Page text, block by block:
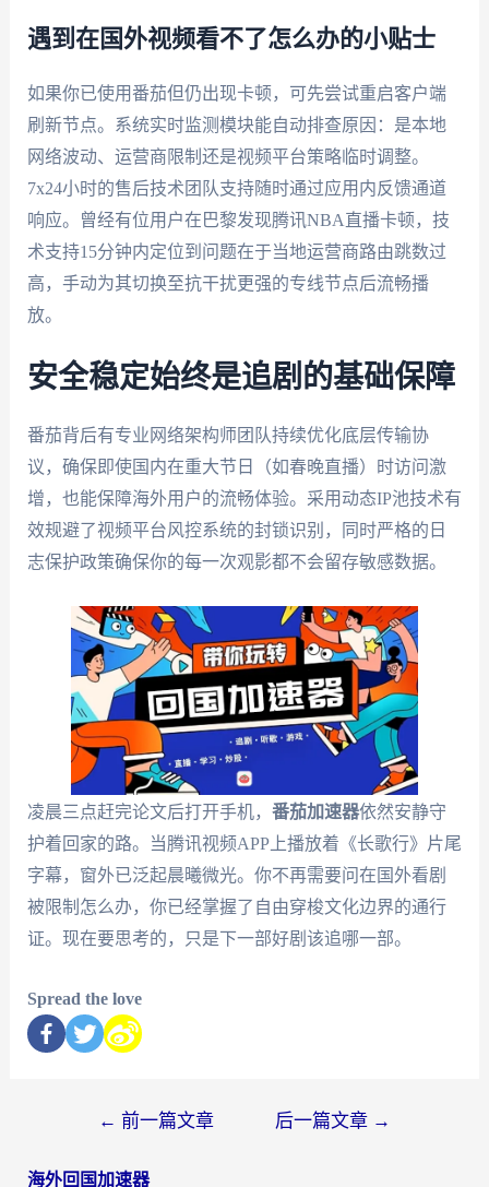
遇到在国外视频看不了怎么办的小贴士
如果你已使用番茄但仍出现卡顿，可先尝试重启客户端
刷新节点。系统实时监测模块能自动排查原因：是本地
网络波动、运营商限制还是视频平台策略临时调整。
7x24小时的售后技术团队支持随时通过应用内反馈通道
响应。曾经有位用户在巴黎发现腾讯NBA直播卡顿，技
术支持15分钟内定位到问题在于当地运营商路由跳数过
高，手动为其切换至抗干扰更强的专线节点后流畅播
放。
安全稳定始终是追剧的基础保障
番茄背后有专业网络架构师团队持续优化底层传输协
议，确保即使国内在重大节日（如春晚直播）时访问激
增，也能保障海外用户的流畅体验。采用动态IP池技术有
效规避了视频平台风控系统的封锁识别，同时严格的日
志保护政策确保你的每一次观影都不会留存敏感数据。
凌晨三点赶完论文后打开手机， 番茄加速器依然安静守
护着回家的路。当腾讯视频APP上播放着《长歌行》片尾
字幕，窗外已泛起晨曦微光。你不再需要问在国外看剧
被限制怎么办，你已经掌握了自由穿梭文化边界的通行
证。现在要思考的，只是下一部好剧该追哪一部。
Spread the love
← 前一篇文章 后一篇文章 →
海外回国加速器